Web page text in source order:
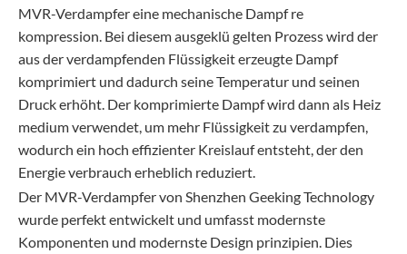
MVR-Verdampfer eine mechanische Dampf re
kompression. Bei diesem ausgeklü gelten Prozess wird der
aus der verdampfenden Flüssigkeit erzeugte Dampf
komprimiert und dadurch seine Temperatur und seinen
Druck erhöht. Der komprimierte Dampf wird dann als Heiz
medium verwendet, um mehr Flüssigkeit zu verdampfen,
wodurch ein hoch effizienter Kreislauf entsteht, der den
Energie verbrauch erheblich reduziert.
Der MVR-Verdampfer von Shenzhen Geeking Technology
wurde perfekt entwickelt und umfasst modernste
Komponenten und modernste Design prinzipien. Dies